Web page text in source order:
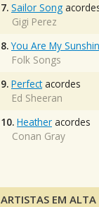
7. Sailor Song
Gigi Perez
8. You Are My
Folk Songs
9. Perfectacordes
Ed Sheeran
10. Heather acordes
Conan Gray
ARTISTAS EM ALTA